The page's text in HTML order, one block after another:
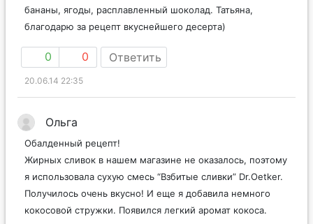
бананы, ягоды, расплавленный шоколад. Татьяна,
благодарю за рецепт вкуснейшего десерта)
0 0 Ответить
20.06.14 22:35
Ольга
Обалденный рецепт!
Жирных сливок в нашем магазине не оказалось, поэтому
я использовала сухую смесь “Взбитые сливки” Dr.Oetker.
Получилось очень вкусно! И еще я добавила немного
кокосовой стружки. Появился легкий аромат кокоса.